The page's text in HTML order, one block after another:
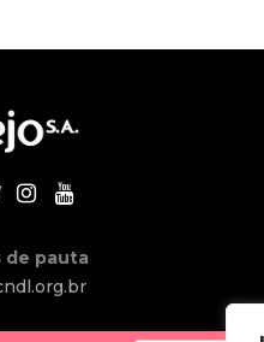
de pauta